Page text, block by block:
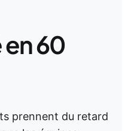
en 60
prennent du retard